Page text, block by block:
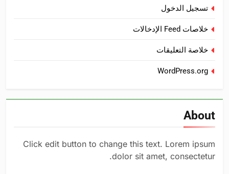
تسجيل الدخول
خلاصات Feed الإدخالات
خلاصة التعليقات
WordPress.org
About
Click edit button to change this text. Lorem ipsum
dolor sit amet, consectetur.